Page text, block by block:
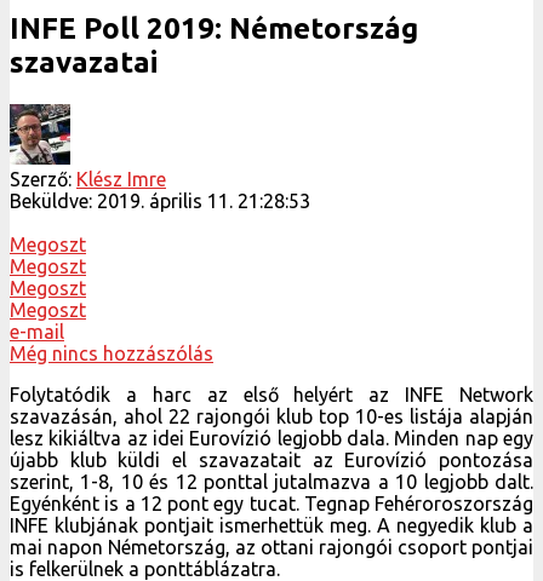
INFE Poll 2019: Németország
szavazatai
Szerző: Klész Imre
Beküldve: 2019. április 11. 21:28:53
Megoszt
Megoszt
Megoszt
Megoszt
e-mail
Még nincs hozzászólás
Folytatódik a harc az első helyért az INFE Network
szavazásán, ahol 22 rajongói klub top 10-es listája alapján
lesz kikiáltva az idei Eurovízió legjobb dala. Minden nap egy
újabb klub küldi el szavazatait az Eurovízió pontozása
szerint, 1-8, 10 és 12 ponttal jutalmazva a 10 legjobb dalt.
Egyénként is a 12 pont egy tucat. Tegnap Fehéroroszország
INFE klubjának pontjait ismerhettük meg. A negyedik klub a
mai napon Németország, az ottani rajongói csoport pontjai
is felkerülnek a ponttáblázatra.